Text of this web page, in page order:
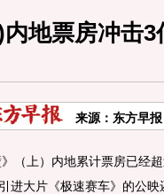
内地票房冲击
来源：东方早
（上）内地累计票房已经
进大片《极速赛车》的公